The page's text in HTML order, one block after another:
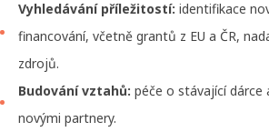
Vyhledávání příležitostí: identifikace
financování, včetně grantů z EU a ČR,
zdrojů.
Budování vztahů: péče o stávající dárce
novými partnery.